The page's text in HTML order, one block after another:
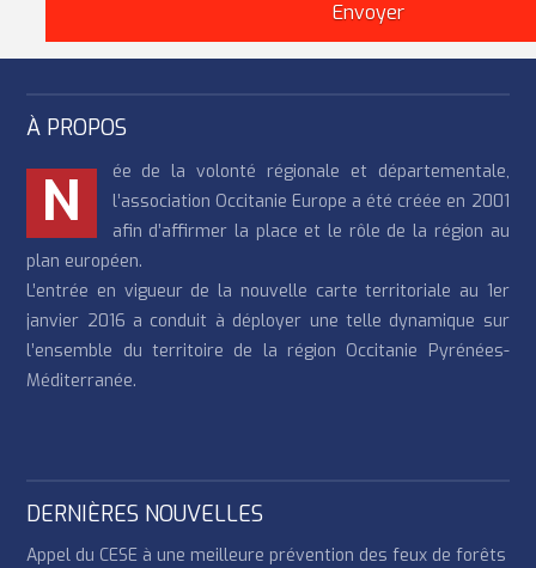
À PROPOS
N
ée de la volonté régionale et départementale,
l’association Occitanie Europe a été créée en 2001
afin d’affirmer la place et le rôle de la région au
plan européen.
L’entrée en vigueur de la nouvelle carte territoriale au 1er
janvier 2016 a conduit à déployer une telle dynamique sur
l’ensemble du territoire de la région Occitanie Pyrénées-
Méditerranée.
DERNIÈRES NOUVELLES
Appel du CESE à une meilleure prévention des feux de forêts